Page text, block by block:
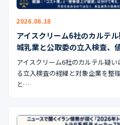
2026.06.18
アイスクリーム6社のカルテ
城乳業と公取委の立入検査、
アイスクリーム6社のカルテル疑
る立入検査の経緯と対象企業を整
と…